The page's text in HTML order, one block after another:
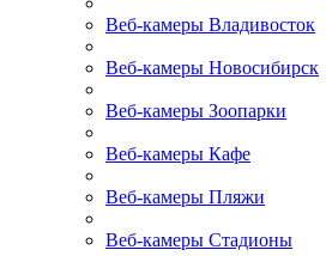
Веб-камеры Владивосток
Веб-камеры Новосибирск
Веб-камеры Зоопарки
Веб-камеры Кафе
Веб-камеры Пляжи
Веб-камеры Стадионы